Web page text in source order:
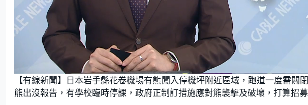
n
m
u
t
e
L
o
a
d
e
d
:
【有線新聞】日本岩手縣花卷機場有熊闖入停機坪附近區域，跑道一度需關
熊出沒報告，有學校臨時停課，政府正制訂措施應對熊襲擊及破壞，打算招